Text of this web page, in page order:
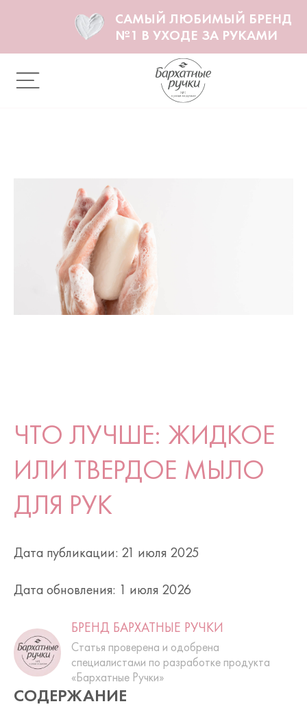
САМЫЙ ЛЮБИМЫЙ БРЕНД
№1 В УХОДЕ ЗА РУКАМИ
ЧТО ЛУЧШЕ: ЖИДКОЕ
ИЛИ ТВЕРДОЕ МЫЛО
ДЛЯ РУК
Дата публикации: 21 июля 2025
Дата обновления: 1 июля 2026
БРЕНД БАРХАТНЫЕ РУЧКИ
Статья проверена и одобрена
специалистами по разработке продукта
«Бархатные Ручки»
СОДЕРЖАНИЕ